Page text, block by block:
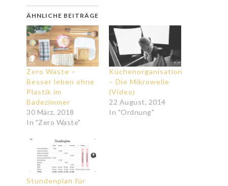
ÄHNLICHE BEITRÄGE
Zero Waste –
Besser leben ohne
Plastik im
Badezimmer
30 März, 2018
In "Zero Waste"
Küchenorganisation
– Die Mikrowelle
(Video)
22 August, 2014
In "Ordnung"
Stundenplan für